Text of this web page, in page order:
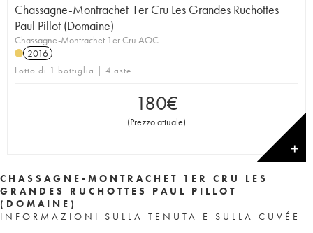
Chassagne-Montrachet 1er Cru Les Grandes Ruchottes
Paul Pillot (Domaine)
Chassagne-Montrachet 1er Cru AOC
2016
Lotto di 1 bottiglia | 4 aste
180€
(Prezzo attuale)
✕
CHASSAGNE-MONTRACHET 1ER CRU LES
GRANDES RUCHOTTES PAUL PILLOT
(DOMAINE)
INFORMAZIONI SULLA TENUTA E SULLA CUVÉE